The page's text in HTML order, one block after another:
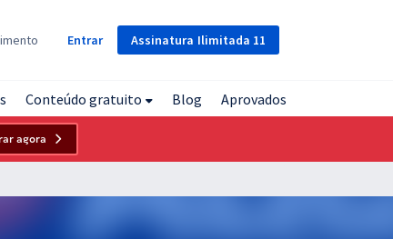
Assinatura Ilimitada 11
Entrar
Conteúdo gratuito Blog Aprovados
agora